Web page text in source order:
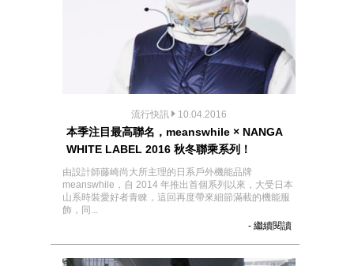
流行快訊 10.04.2016
本季注目最高聯名，meanswhile × NANGA
WHITE LABEL 2016 秋冬聯乘系列！
由設計師藤崎尚大所主理的日系戶外機能品牌
meanswhile，自 2014 年推出首個系列以來，大受日本
山系時裝愛好者青睞，這回再度帶來細節滿載的機能服
飾，同...
- 繼續閱讀